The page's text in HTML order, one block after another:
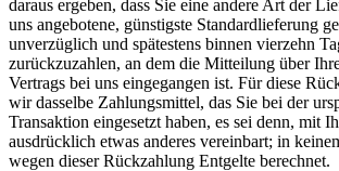
daraus ergeben, dass Sie eine andere Art der
uns angebotene, günstigste Standardlieferung
unverzüglich und spätestens binnen vierzehn
zurückzuzahlen, an dem die Mitteilung über
Vertrags bei uns eingegangen ist. Für diese
wir dasselbe Zahlungsmittel, das Sie bei der
Transaktion eingesetzt haben, es sei denn, mit
ausdrücklich etwas anderes vereinbart; in
wegen dieser Rückzahlung Entgelte berechnet.